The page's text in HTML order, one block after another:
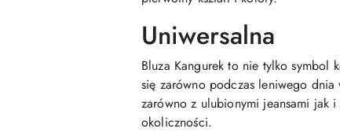
Uniwersalna
Bluza Kangurek to nie tylko symbol
się zarówno podczas leniwego
zarówno z ulubionymi jeansami jak
okoliczności.